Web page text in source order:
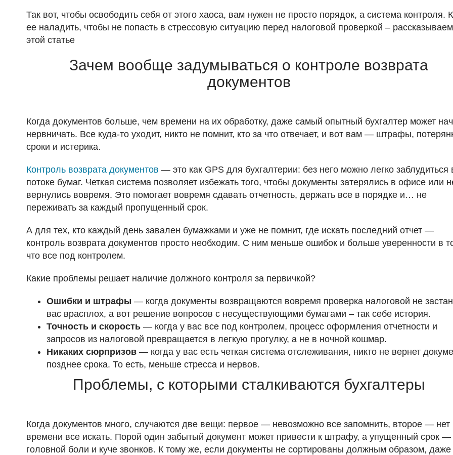
Так вот, чтобы освободить себя от этого хаоса, вам нужен не просто порядок, а система контроля.
ее наладить, чтобы не попасть в стрессовую ситуацию перед налоговой проверкой –
этой статье
Зачем вообще задумываться о контроле возврата
документов
Когда документов больше, чем времени на их обработку, даже самый опытный бухгалтер может
нервничать. Все куда-то уходит, никто не помнит, кто за что отвечает, и вот вам — штрафы,
сроки и истерика.
Контроль возврата документов — это как GPS для бухгалтерии: без него можно легко заблудиться
потоке бумаг. Четкая система позволяет избежать того, чтобы документы затерялись в офисе или
вернулись вовремя. Это помогает вовремя сдавать отчетность, держать все в порядке и… не
переживать за каждый пропущенный срок.
А для тех, кто каждый день завален бумажками и уже не помнит, где искать последний отчет —
контроль возврата документов просто необходим. С ним меньше ошибок и больше уверенности в
что все под контролем.
Какие проблемы решает наличие должного контроля за первичкой?
Ошибки и штрафы — когда документы возвращаются вовремя проверка налоговой не
вас врасплох, а вот решение вопросов с несуществующими бумагами – так себе история.
Точность и скорость — когда у вас все под контролем, процесс оформления отчетности и
запросов из налоговой превращается в легкую прогулку, а не в ночной кошмар.
Никаких сюрпризов — когда у вас есть четкая система отслеживания, никто не вернет
позднее срока. То есть, меньше стресса и нервов.
Проблемы, с которыми сталкиваются бухгалтеры
Когда документов много, случаются две вещи: первое — невозможно все запомнить, второе — нет
времени все искать. Порой один забытый документ может привести к штрафу, а упущенный срок —
головной боли и куче звонков. К тому же, если документы не сортированы должным образом, даже